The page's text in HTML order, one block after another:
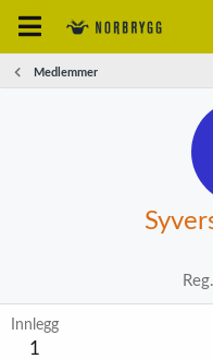
Medlemmer
Reg.
Innlegg
1